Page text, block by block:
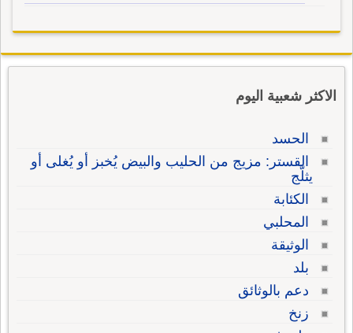
الاكثر شعبية اليوم
الحسد
القستر: مزيج من الحليب والبيض يُخبز أو يُغلى أو
يثلّج
الكئابة
المحلبي
الوثيقة
بلد
دعم بالوثائق
زنخ